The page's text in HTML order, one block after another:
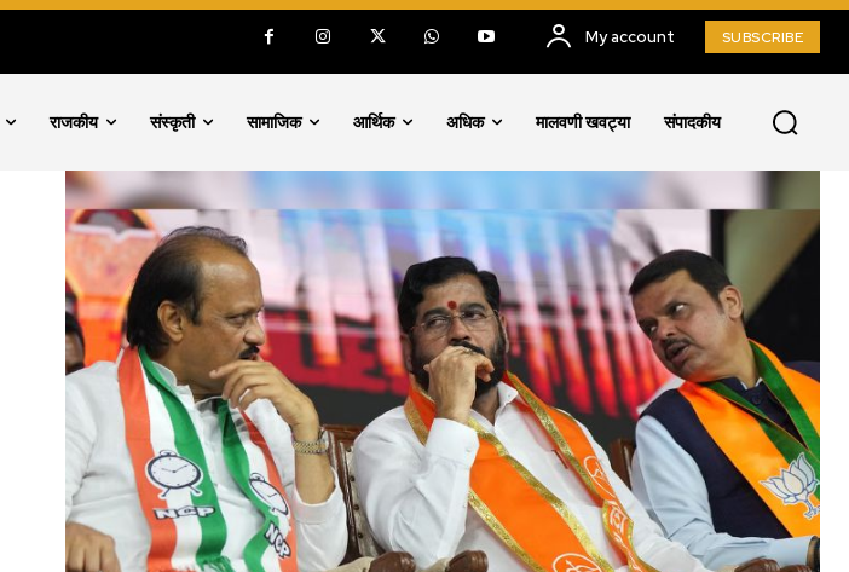
My account SUBSCRIBE
राजकीय संस्कृती सामाजिक आर्थिक अधिक मालवणी खवट्या संपादकीय